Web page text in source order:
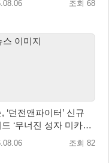
조회 68
‘던전앤파이터’ 신규
‘무너진 성자 미카엘
데이트!
조회 82